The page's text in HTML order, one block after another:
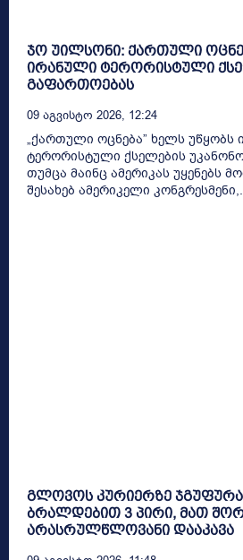
ჯო უილსონი: ქართული
ირანული ტერორისტული
გაფართოებას
09 Აგვისტო 2026, 12:24
„ქართული ოცნება” ხელს უწყობს
ტერორისტული ქსელების
თუმცა მაინც ამერიკას უყენებს
შესახებ ამერიკელი
გლოვოს კურიერზე
ბრალდებით 3 პირი, მათ
არასრულწლოვანი დააკავა